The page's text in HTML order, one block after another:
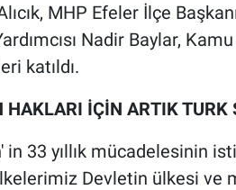
MHP Efeler İlçe
Nadir Baylar,
katıldı.
HAKLARI İÇİN ARTIK
in 33 yıllık mücadelesinin
Devletin ülkesi ve